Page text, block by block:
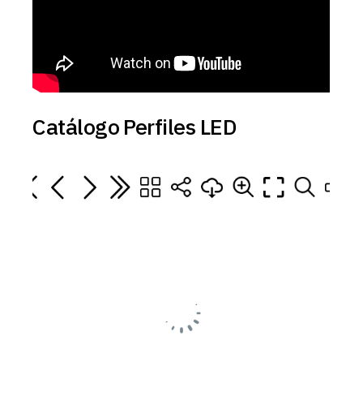
Catálogo Perfiles LED